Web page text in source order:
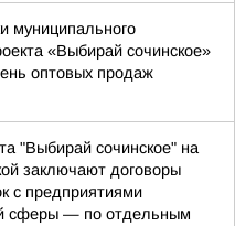
муниципального
«Выбирай сочинское»
оптовых продаж
"Выбирай сочинское" на
заключают договоры
с предприятиями
сферы — по отдельным